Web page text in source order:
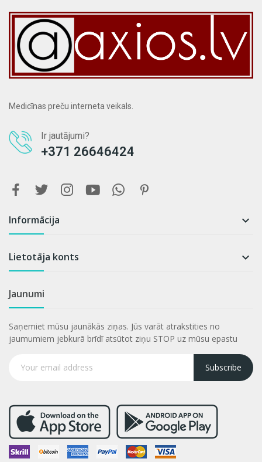
Medicīnas preču interneta veikals.
Ir jautājumi?
+371 26646424
Informācija 
Lietotāja konts 
Jaunumi
Saņemiet mūsu jaunākās ziņas. Jūs varāt atrakstities no
jaumumiem jebkurā brīdī atsūtot ziņu STOP uz mūsu epastu
Subscribe